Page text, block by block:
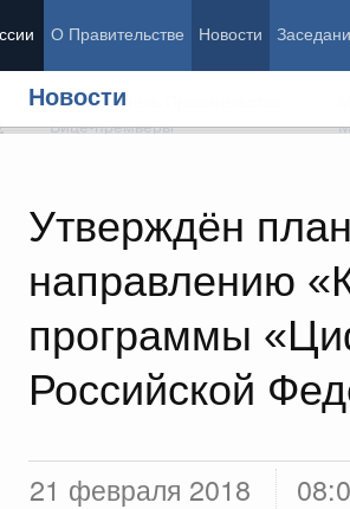
О Правительстве Новости
Новости
Утверждён
направлению
программы
Российской
21 февраля 2018
Председатель Правительства
Вице-премьеры
Демография
Здоровье
Культура
Общество
Государство
программы